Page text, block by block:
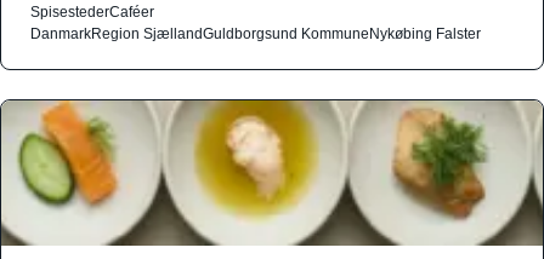
SpisestederCaféer
DanmarkRegion SjællandGuldborgsund KommuneNykøbing Falster